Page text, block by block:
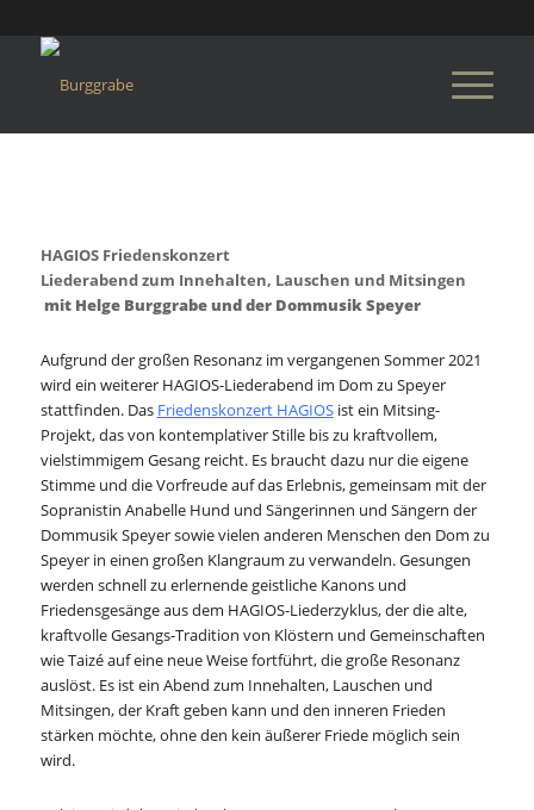
HAGIOS Friedenskonzert
Liederabend zum Innehalten, Lauschen und Mitsingen
mit Helge Burggrabe und der Dommusik Speyer
Aufgrund der großen Resonanz im vergangenen Sommer 2021
wird ein weiterer HAGIOS-Liederabend im Dom zu Speyer
stattfinden. Das Friedenskonzert HAGIOSist ein Mitsing-
Projekt, das von kontemplativer Stille bis zu kraftvollem,
vielstimmigem Gesang reicht. Es braucht dazu nur die eigene
Stimme und die Vorfreude auf das Erlebnis, gemeinsam mit der
Sopranistin Anabelle Hund und Sängerinnen und Sängern der
Dommusik Speyer sowie vielen anderen Menschen den Dom zu
Speyer in einen großen Klangraum zu verwandeln. Gesungen
werden schnell zu erlernende geistliche Kanons und
Friedensgesänge aus dem HAGIOS-Liederzyklus, der die alte,
kraftvolle Gesangs-Tradition von Klöstern und Gemeinschaften
wie Taizé auf eine neue Weise fortführt, die große Resonanz
auslöst. Es ist ein Abend zum Innehalten, Lauschen und
Mitsingen, der Kraft geben kann und den inneren Frieden
stärken möchte, ohne den kein äußerer Friede möglich sein
wird.